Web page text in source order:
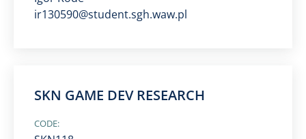
ir130590@student.sgh.waw.pl
SKN GAME DEV RESEARCH
CODE: